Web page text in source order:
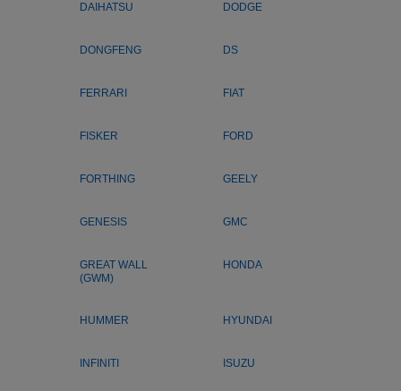
DAIHATSU DODGE
DONGFENG DS
FERRARI FIAT
FISKER FORD
FORTHING GEELY
GENESIS GMC
GREAT WALL
(GWM)
HONDA
HUMMER HYUNDAI
INFINITI ISUZU